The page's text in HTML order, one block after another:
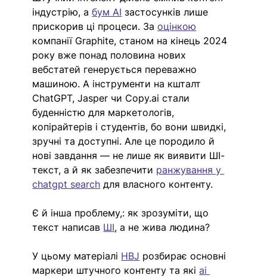
індустрію, а бум AI застосунків лише
прискорив ці процеси. За оцінкою
компанії Graphite, станом на кінець 2024
року вже понад половина нових
вебстатей генерується переважно
машиною. А інструменти на кшталт
ChatGPT, Jasper чи Copy.ai стали
буденністю для маркетологів,
копірайтерів і студентів, бо вони швидкі,
зручні та доступні. Але це породило й
нові завдання — не лише як виявити ШІ-
текст, а й як забезпечити ранжування у
chatgpt search для власного контенту.
Є й інша проблему,: як зрозуміти, що
текст написав ШІ, а не жива людина?
У цьому матеріалі HBJ розбирає основні
маркери штучного контенту та які ai